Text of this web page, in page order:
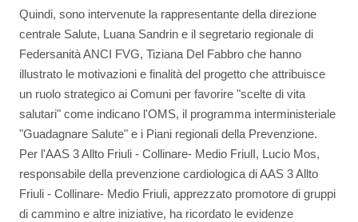
Quindi, sono intervenute la rappresentante della direzione
centrale Salute, Luana Sandrin e il segretario regionale di
Federsanità ANCI FVG, Tiziana Del Fabbro che hanno
illustrato le motivazioni e finalità del progetto che attribuisce
un ruolo strategico ai Comuni per favorire "scelte di vita
salutari" come indicano l'OMS, il programma interministeriale
"Guadagnare Salute" e i Piani regionali della Prevenzione.
Per l'AAS 3 Allto Friuli - Collinare- Medio FriulI, Lucio Mos,
responsabile della prevenzione cardiologica di AAS 3 Allto
Friuli - Collinare- Medio Friuli, apprezzato promotore di gruppi
di cammino e altre iniziative, ha ricordato le evidenze